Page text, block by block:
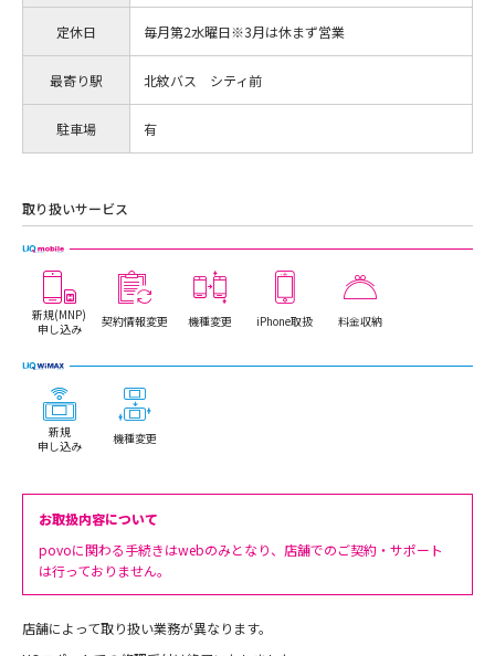
定休日 毎月第2水曜日※3月は休まず営業
最寄り駅 北紋バス シティ前
駐車場 有
取り扱いサービス
新規(MNP)
申し込み
契約情報変更 機種変更 iPhone取扱 料金収納
新規
申し込み
機種変更
お取扱内容について
povoに関わる手続きはwebのみとなり、店舗でのご契約・サポート
は行っておりません。
店舗によって取り扱い業務が異なります。